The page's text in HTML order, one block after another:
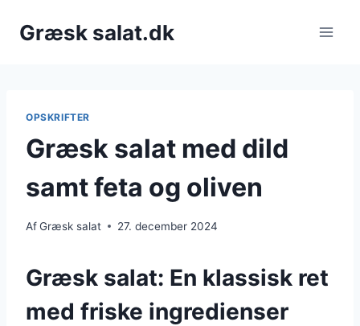
Græsk salat.dk
OPSKRIFTER
Græsk salat med dild
samt feta og oliven
AfGræsk salat 27. december 2024
Græsk salat: En klassisk ret
med friske ingredienser